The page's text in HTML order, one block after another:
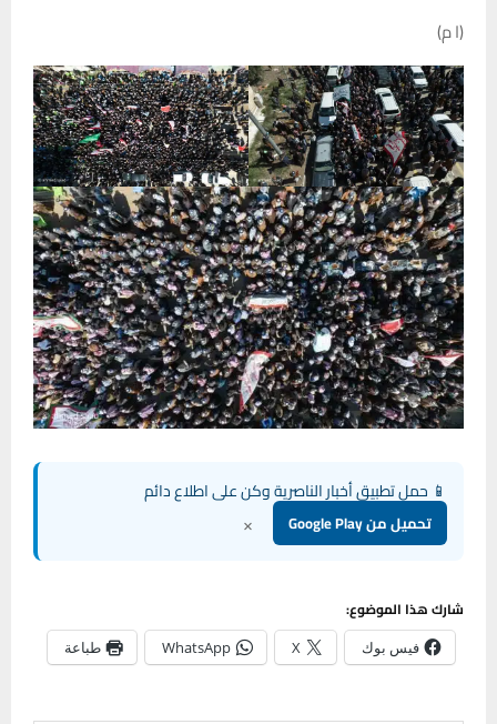
(ا م)
📱 حمل تطبيق أخبار الناصرية وكن على اطلاع دائم
تحميل من Google Play ×
شارك هذا الموضوع:
فيس بوك X
WhatsApp طباعة